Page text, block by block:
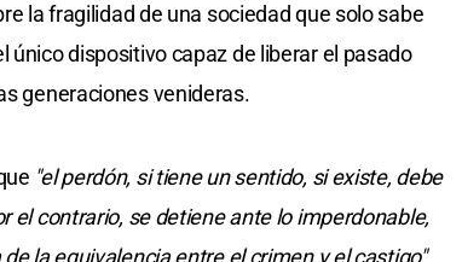
la fragilidad de una sociedad que solo sabe
único dispositivo capaz de liberar el pasado
generaciones venideras.
"el perdón, si tiene un sentido, si existe, debe
el contrario, se detiene ante lo imperdonable,